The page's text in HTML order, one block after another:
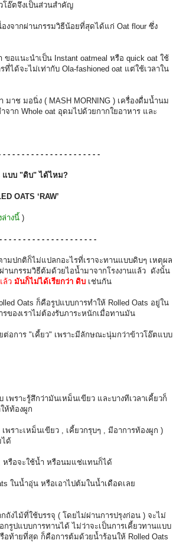
อ๊ตจึงเป็นส่วนสำคัญ
จากผ่านกรรมวิธีน้อยที่สุดได้แก่ Oat flour ซึ่ง
แนะนำเป็น Instant oatmeal หรือ quick oat ใช้
ได้จะไม่เท่ากับ Ola-fashioned oat แต่ใช้เวลาใน
ช มอนิ่ง ( MASH MORNING ) เครื่องดื่มน้ำนม
าก Whole oat อุดมไปด้วยกากใยอาหาร และ
- - - - - - - - - - - - - - - - - - - -
แบบ "ดิบ" ได้ไหม?
OATS ‘RAW’
ล่างนี้ )
- - - - - - - - - - - - - - - - - - - -
ปกติก็ไม่แปลกอะไรที่เราจะทานแบบดิบๆ เหตุผล
านกรรมวิธีต้มด้วยไอน้ำมาจากโรงงานแล้ว ดังนั้น
ล้ว มันก็ไม่ได้เรียกว่า ดิบ เช่นกัน
Oats ก็คือรูปแบบการทำให้ Rolled Oats อยู่ใน
ของเราไม่ต้องรับภาระหนักเมื่อทานมัน
ต่อการ "เคี้ยว" เพราะมีลักษณะนุ่มกว่าข้าวโอ๊ตแบบ
เพราะรู้สึกว่ามันเหม็นเขียว และบางทีเวลาเคี้ยวก็
ห้ท้องผูก
าะเหม็นเขียว , เคี้ยวกรุบๆ , มีอาการท้องผูก )
ด้
รือจะใช้น้ำ หรือนมแช่แทนก็ได้
นน้ำอุ่น หรือเอาไปต้มในน้ำเดือดเลย
ถังไม้ที่ใช้บรรจุ ( โดยไม่ผ่านการปรุงก่อน ) จะไม่
ปแบบการทานได้ ไม่ว่าจะเป็นการเคี้ยวทานแบบ
ท้ายที่สุด ก็คือการต้มด้วยน้ำร้อนให้ Rolled Oats